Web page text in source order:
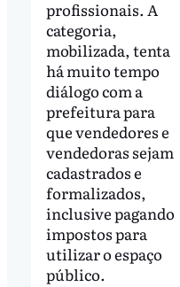
profissionais. A
categoria,
mobilizada, tenta
há muito tempo
diálogo com a
prefeitura para
que vendedores e
vendedoras sejam
cadastrados e
formalizados,
inclusive pagando
impostos para
utilizar o espaço
público.